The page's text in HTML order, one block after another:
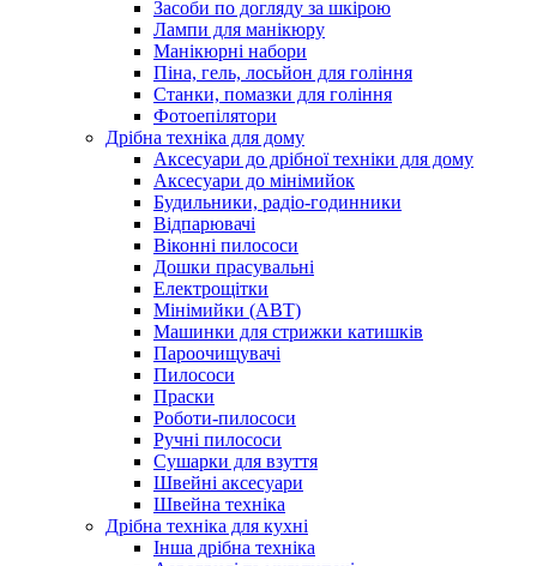
Засоби по догляду за шкірою
Лампи для манікюру
Манікюрні набори
Піна, гель, лосьйон для гоління
Станки, помазки для гоління
Фотоепілятори
Дрібна техніка для дому
Аксесуари до дрібної техніки для дому
Аксесуари до мінімийок
Будильники, радіо-годинники
Відпарювачі
Віконні пилососи
Дошки прасувальні
Електрощітки
Мінімийки (АВТ)
Машинки для стрижки катишків
Пароочищувачі
Пилососи
Праски
Роботи-пилососи
Ручні пилососи
Сушарки для взуття
Швейні аксесуари
Швейна техніка
Дрібна техніка для кухні
Інша дрібна техніка